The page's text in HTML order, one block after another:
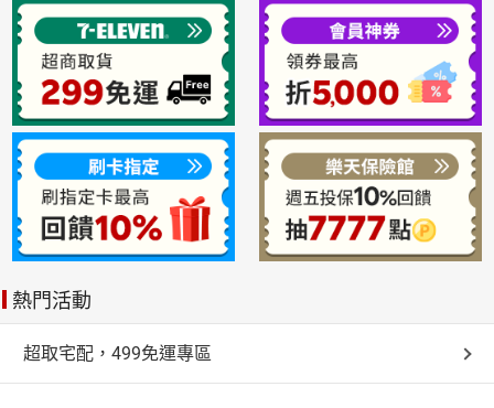
熱門活動
超取宅配，499免運專區